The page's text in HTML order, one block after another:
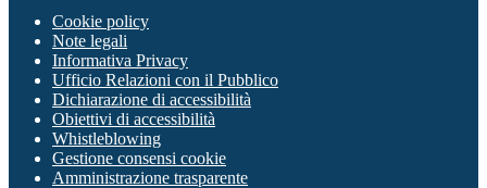
Cookie policy
Note legali
Informativa Privacy
Ufficio Relazioni con il Pubblico
Dichiarazione di accessibilità
Obiettivi di accessibilità
Whistleblowing
Gestione consensi cookie
Amministrazione trasparente